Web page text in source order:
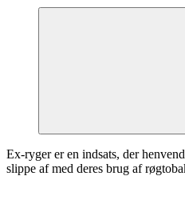
Ex-ryger er en indsats, der
slippe af med deres brug af